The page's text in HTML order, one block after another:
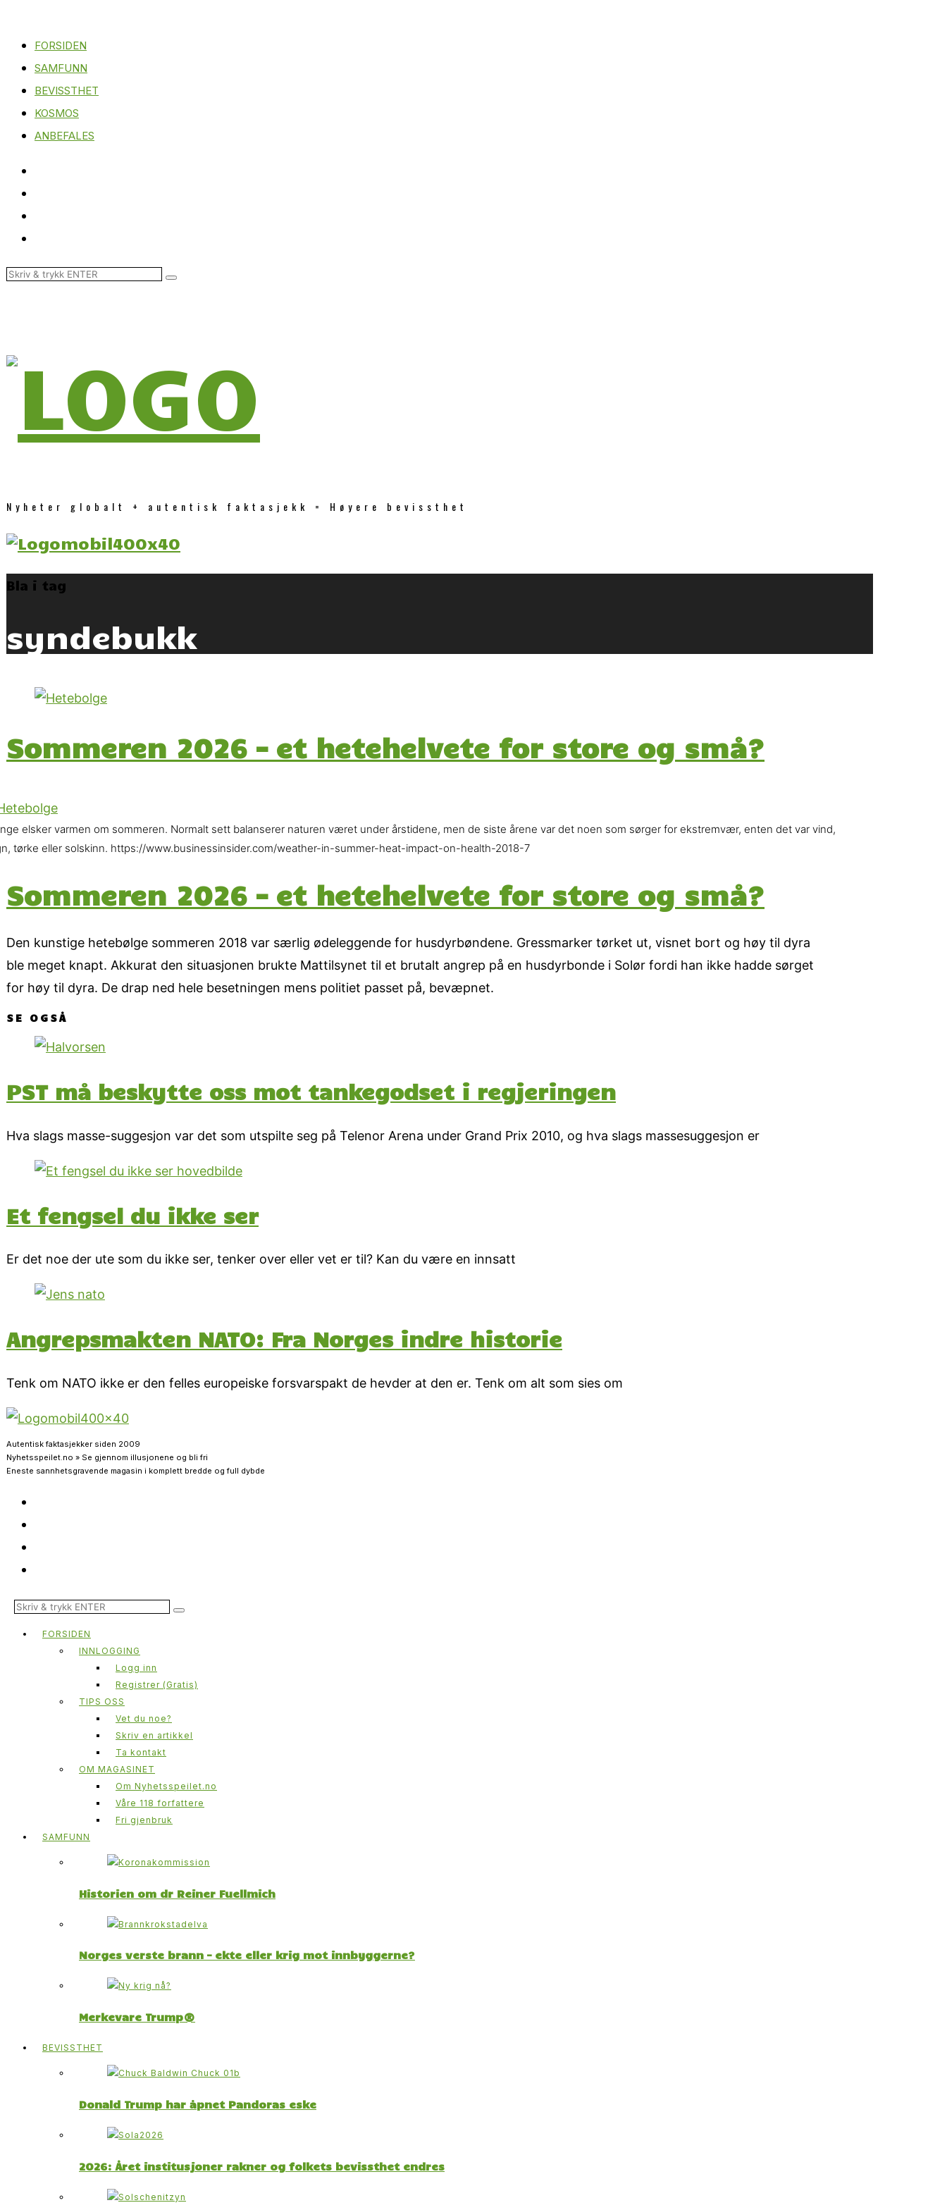
FORSIDEN
SAMFUNN
BEVISSTHET
KOSMOS
ANBEFALES
Nyheter globalt + autentisk faktasjekk = Høyere bevissthet
Bla i tag
syndebukk
Sommeren 2026 – et hetehelvete for store og små?
elsker varmen om sommeren. Normalt sett balanserer naturen været under årstidene, men de siste årene var det noen som sørger for ekstremvær, enten det var vind,
tørke eller solskinn. https://www.businessinsider.com/weather-in-summer-heat-impact-on-health-2018-7
Sommeren 2026 – et hetehelvete for store og små?
Den kunstige hetebølge sommeren 2018 var særlig ødeleggende for husdyrbøndene. Gressmarker tørket ut, visnet bort og høy til dyra
ble meget knapt. Akkurat den situasjonen brukte Mattilsynet til et brutalt angrep på en husdyrbonde i Solør fordi han ikke hadde sørget
for høy til dyra. De drap ned hele besetningen mens politiet passet på, bevæpnet.
SE OGSÅ
PST må beskytte oss mot tankegodset i regjeringen
Hva slags masse-suggesjon var det som utspilte seg på Telenor Arena under Grand Prix 2010, og hva slags massesuggesjon er
Et fengsel du ikke ser
Er det noe der ute som du ikke ser, tenker over eller vet er til? Kan du være en innsatt
Angrepsmakten NATO: Fra Norges indre historie
Tenk om NATO ikke er den felles europeiske forsvarspakt de hevder at den er. Tenk om alt som sies om
Autentisk faktasjekker siden 2009
Nyhetsspeilet.no » Se gjennom illusjonene og bli fri
Eneste sannhetsgravende magasin i komplett bredde og full dybde
FORSIDEN
INNLOGGING
Logg inn
Registrer (Gratis)
TIPS OSS
Vet du noe?
Skriv en artikkel
Ta kontakt
OM MAGASINET
Om Nyhetsspeilet.no
Våre 118 forfattere
Fri gjenbruk
SAMFUNN
Historien om dr Reiner Fuellmich
Norges verste brann – ekte eller krig mot innbyggerne?
Merkevare Trump®
BEVISSTHET
Donald Trump har åpnet Pandoras eske
2026: Året institusjoner rakner og folkets bevissthet endres